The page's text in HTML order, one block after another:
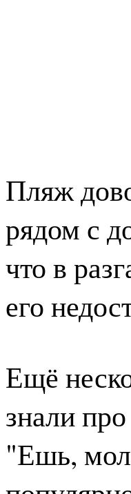
Пляж
рядом с
что в
его
Ещё
знали
"Ешь,